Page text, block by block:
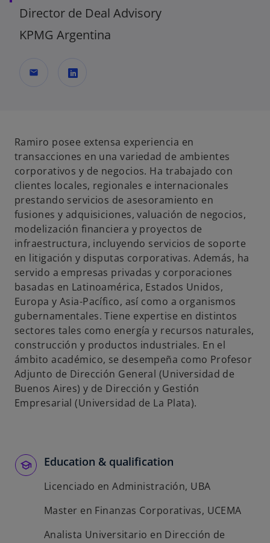
Director de Deal Advisory
KPMG Argentina
mail
b
r
e
e
n
u
n
a
p
e
s
t
a
ñ
a
n
u
e
v
Ramiro posee extensa experiencia en
transacciones en una variedad de ambientes
corporativos y de negocios. Ha trabajado con
clientes locales, regionales e internacionales
prestando servicios de asesoramiento en
fusiones y adquisiciones, valuación de negocios,
modelización financiera y proyectos de
infraestructura, incluyendo servicios de soporte
en litigación y disputas corporativas. Además, ha
servido a empresas privadas y corporaciones
basadas en Latinoamérica, Estados Unidos,
Europa y Asia-Pacífico, así como a organismos
gubernamentales. Tiene expertise en distintos
sectores tales como energía y recursos naturales,
construcción y productos industriales. En el
ámbito académico, se desempeña como Profesor
Adjunto de Dirección General (Universidad de
Buenos Aires) y de Dirección y Gestión
Empresarial (Universidad de La Plata).
Education & qualification
Licenciado en Administración, UBA
Master en Finanzas Corporativas, UCEMA
Analista Universitario en Dirección de